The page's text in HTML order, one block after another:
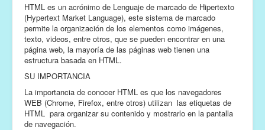
HTML es un acrónimo de Lenguaje de marcado de Hipertexto
(Hypertext Market Language), este sistema de marcado
permite la organización de los elementos como imágenes,
texto, videos, entre otros, que se pueden encontrar en una
página web, la mayoría de las páginas web tienen una
estructura basada en HTML.
SU IMPORTANCIA
La importancia de conocer HTML es que los navegadores
WEB (Chrome, Firefox, entre otros) utilizan las etiquetas de
HTML para organizar su contenido y mostrarlo en la pantalla
de navegación.